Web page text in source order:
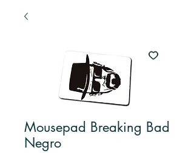
Mousepad Breaking Bad
Negro